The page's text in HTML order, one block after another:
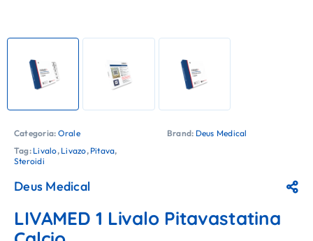
Categoria: Orale
Tag: Livalo, Livazo, Pitava,
Steroidi
Brand: Deus Medical
Deus Medical
LIVAMED 1 Livalo Pitavastatina